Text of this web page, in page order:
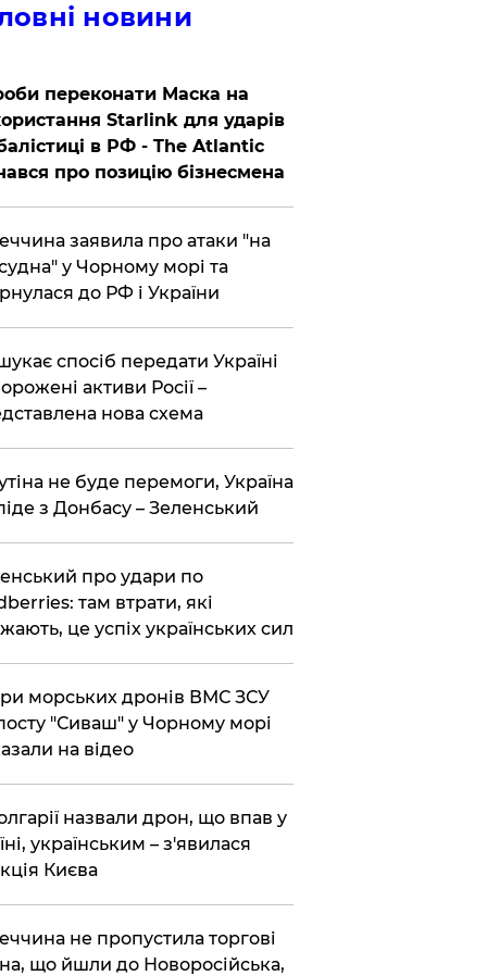
новини
переконати Маска на
Starlink для ударів
в РФ - The Atlantic
про позицію бізнесмена
заявила про атаки "на
судна" у Чорному морі та
до РФ і України
спосіб передати Україні
активи Росії –
​​нова схема
не буде перемоги, Україна
з Донбасу – Зеленський
про удари по
там втрати, які
це успіх українських сил
морських дронів ВМС ЗСУ
"Сиваш" у Чорному морі
на відео
назвали дрон, що впав у
українським – з'явилася
Києва
не пропустила торгові
що йшли до Новоросійська,